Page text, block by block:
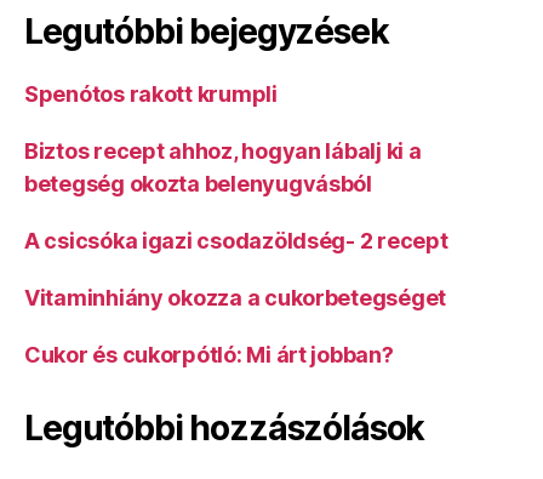
Legutóbbi bejegyzések
Spenótos rakott krumpli
Biztos recept ahhoz, hogyan lábalj ki a
betegség okozta belenyugvásból
A csicsóka igazi csodazöldség- 2 recept
Vitaminhiány okozza a cukorbetegséget
Cukor és cukorpótló: Mi árt jobban?
Legutóbbi hozzászólások